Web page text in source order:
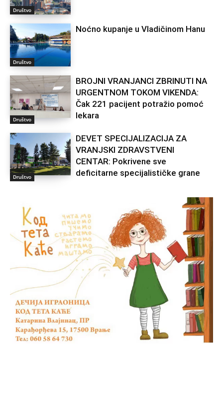
Društvo
Društvo
Noćno kupanje u Vladičinom Hanu
Društvo
BROJNI VRANJANCI ZBRINUTI NA
URGENTNOM TOKOM VIKENDA:
Čak 221 pacijent potražio pomoć
lekara
Društvo
DEVET SPECIJALIZACIJA ZA
VRANJSKI ZDRAVSTVENI
CENTAR: Pokrivene sve
deficitarne specijalističke grane